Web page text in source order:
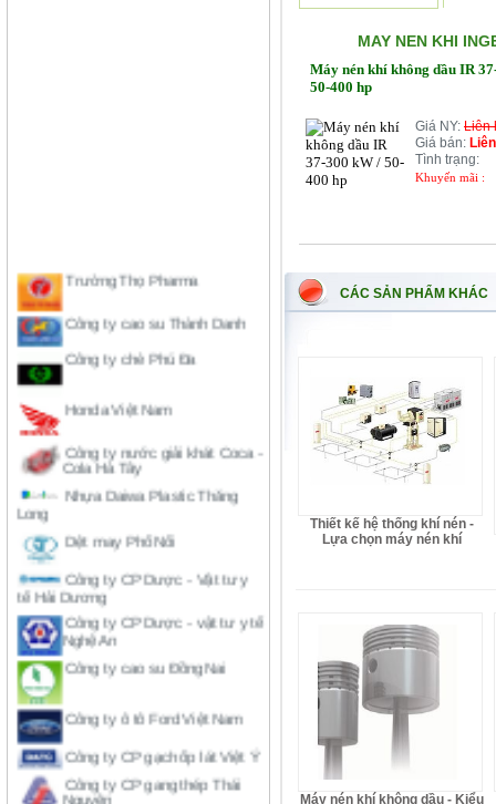
Công ty chè Phú Đa
Honda Việt Nam
Cola Hà Tây
Nhựa Daiwa Plastic Thăng
Long
Công ty CP Dược - Vật tư y
tế Hải Dương
Công ty CP Dược - vật tư y tế
Nghệ An
Công ty cao su Đồng Nai
Công ty CP gạch ốp lát Việt Ý
Công ty CP gang thép Thái
Nguyên
MAY NEN KHI
Máy nén khí không dầu IR
50-400 hp
Giá NY: Liên
Giá bán:
Tình trạng:
Khuyến mãi :
CÁC SẢN PHẨM KHÁC
Thiết kế hệ thống khí nén -
Lựa chọn máy nén khí
Máy nén khí không dầu - Kiểu